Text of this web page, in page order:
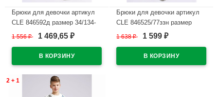
Брюки для девочки артикул
CLE 846592д размер 34/134-
42/158 цвет голубой
1 556₽ 1 469,65 ₽
Брюки для девочки артикул
CLE 846525/77ззн размер
34/134-42/158 цвет черный
1 638₽ 1 599 ₽
2 + 1